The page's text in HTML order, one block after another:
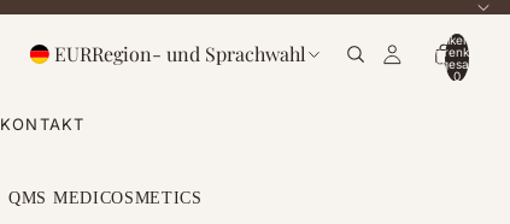
EURRegion- und Sprachwahl
Artikel im
Warenkorb
insgesamt:
0
KONTAKT
QMS MEDICOSMETICS